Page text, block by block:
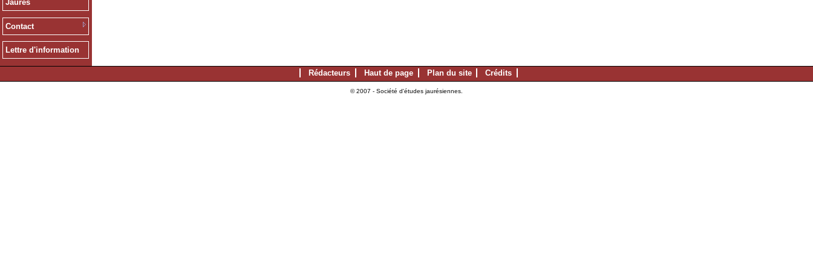
Jaurès
Contact
Lettre d'information
Rédacteurs Haut de page Plan du site Crédits
© 2007 - Société d'études jaurésiennes.